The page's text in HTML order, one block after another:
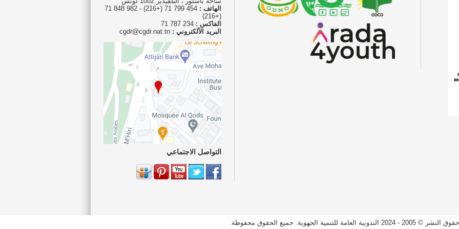
الهاتف :
454 799 71 (+216) - 982 848 71
(+216)
الفاكس :
البريد الألكتروني : cgdr@cgdr.nat.tn
التواصل الاجتماعي
حقوق النشر © 2005 - 2024 الندوبية العامة للتنمية الجهوية. جميع الحقوق محفوظة.